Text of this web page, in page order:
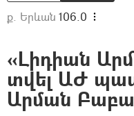
ք. Երևան 106.0
«Լիդիան
տվել ԱԺ
Արման